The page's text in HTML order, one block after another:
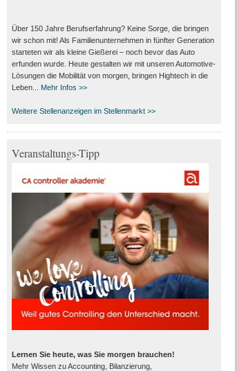
Über 150 Jahre Berufserfahrung? Keine Sorge, die bringen
wir schon mit! Als Familienunternehmen in fünfter Generation
starteten wir als kleine Gießerei – noch bevor das Auto
erfunden wurde. Heute gestalten wir mit unseren Automotive-
Lösungen die Mobilität von morgen, bringen Hightech in die
Leben...
Mehr Infos >>
Weitere Stellenanzeigen im Stellenmarkt >>
Veranstaltungs-Tipp
Lernen Sie heute, was Sie morgen brauchen!
Mehr Wissen zu Accounting, Bilanzierung,